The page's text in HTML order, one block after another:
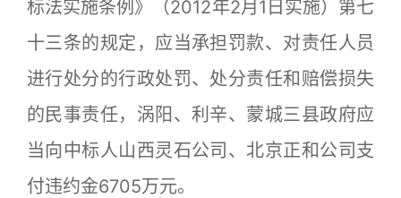
标法实施条例》（2012年2月1日实施）第七
十三条的规定，应当承担罚款、对责任人员
进行处分的行政处罚、处分责任和赔偿损失
的民事责任，涡阳、利辛、蒙城三县政府应
当向中标人山西灵石公司、北京正和公司支
付违约金6705万元。